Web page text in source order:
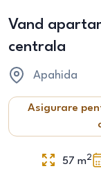
Vand
centrala
Apahida
Asigurare
57 m2